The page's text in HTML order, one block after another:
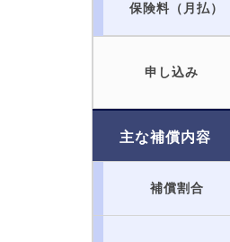
保険料（月払）
申し込み
主な補償内容
補償割合